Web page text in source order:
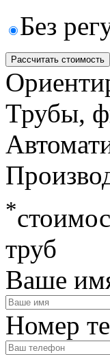
Без
Рассчитать стоимость
Трубы,
*
труб
Ваше
Номер